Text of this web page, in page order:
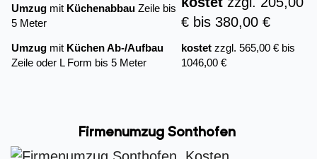
Umzug mit Küchenabbau Zeile bis
5 Meter
€ bis 380,00 €
Umzug mit Küchen Ab-/Aufbau
Zeile oder L Form bis 5 Meter
kostet zzgl. 565,00 € bis
1046,00 €
Firmenumzug Sonthofen